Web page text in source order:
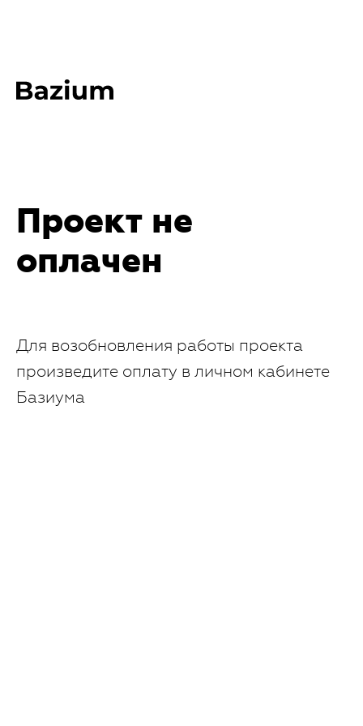
Проект не
оплачен
Для возобновления работы проекта
произведите оплату в личном кабинете
Базиума